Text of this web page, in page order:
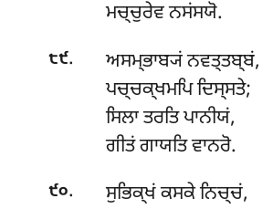
ਮਚ੍ਚੁਰੇਵ ਨਸਂਸਯੋ.
੮੯. ਅਸਮ੍ਭਾਬ੍ਯਂਨਵਤ੍ਤਬ੍ਬਂ,
ਪਚ੍ਚਕ੍ਖਮਪਿ ਦਿਸ੍ਸਤੇ;
ਸਿਲਾ ਤਰਤਿ ਪਾਨੀਯਂ,
ਗੀਤਂ ਗਾਯਤਿ ਵਾਨਰੋ.
੯੦. ਸੁਭਿਕ੍ਖਂਕਸਕੇ ਨਿਚ੍ਚਂ,